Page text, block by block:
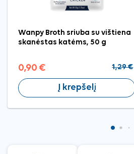
Wanpy Broth sriuba su vištiena
skanėstas katėms, 50 g
0,90 € 1,29 €
Į krepšelį